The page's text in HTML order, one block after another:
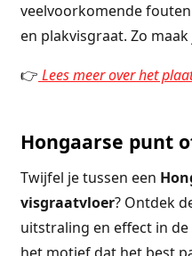
veelvoorkomende
en plakvisgraat. Zo
👉 Lees meer over het
Hongaarse punt
Twijfel je tussen een
visgraatvloer? Ontdek
uitstraling en effect in
het motief dat het best